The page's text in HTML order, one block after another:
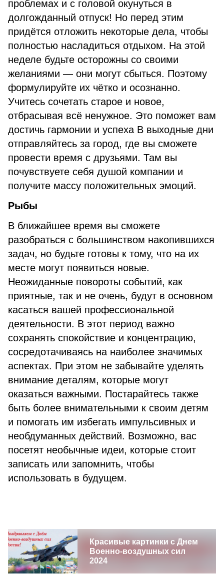
проблемах и с головой окунуться в
долгожданный отпуск! Но перед этим
придётся отложить некоторые дела, чтобы
полностью насладиться отдыхом. На этой
неделе будьте осторожны со своими
желаниями — они могут сбыться. Поэтому
формулируйте их чётко и осознанно.
Учитесь сочетать старое и новое,
отбрасывая всё ненужное. Это поможет вам
достичь гармонии и успеха В выходные дни
отправляйтесь за город, где вы сможете
провести время с друзьями. Там вы
почувствуете себя душой компании и
получите массу положительных эмоций.
Рыбы
В ближайшее время вы сможете
разобраться с большинством накопившихся
задач, но будьте готовы к тому, что на их
месте могут появиться новые.
Неожиданные повороты событий, как
приятные, так и не очень, будут в основном
касаться вашей профессиональной
деятельности. В этот период важно
сохранять спокойствие и концентрацию,
сосредотачиваясь на наиболее значимых
аспектах. При этом не забывайте уделять
внимание деталям, которые могут
оказаться важными. Постарайтесь также
быть более внимательными к своим детям
и помогать им избегать импульсивных и
необдуманных действий. Возможно, вас
посетят необычные идеи, которые стоит
записать или запомнить, чтобы
использовать в будущем.
Красивые картинки с Днем
Военно-воздушных сил
2024